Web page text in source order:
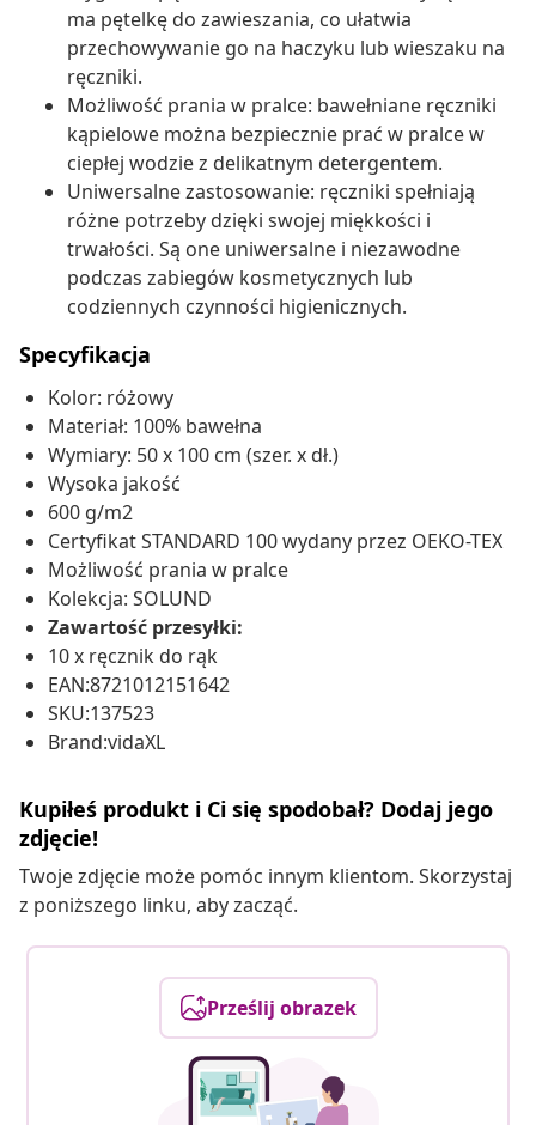
ma pętelkę do zawieszania, co ułatwia
przechowywanie go na haczyku lub wieszaku na
ręczniki.
Możliwość prania w pralce: bawełniane ręczniki
kąpielowe można bezpiecznie prać w pralce w
ciepłej wodzie z delikatnym detergentem.
Uniwersalne zastosowanie: ręczniki spełniają
różne potrzeby dzięki swojej miękkości i
trwałości. Są one uniwersalne i niezawodne
podczas zabiegów kosmetycznych lub
codziennych czynności higienicznych.
Specyfikacja
Kolor: różowy
Materiał: 100% bawełna
Wymiary: 50 x 100 cm (szer. x dł.)
Wysoka jakość
600 g/m2
Certyfikat STANDARD 100 wydany przez OEKO-TEX
Możliwość prania w pralce
Kolekcja: SOLUND
Zawartość przesyłki:
10 x ręcznik do rąk
EAN:8721012151642
SKU:137523
Brand:vidaXL
Kupiłeś produkt i Ci się spodobał? Dodaj jego
zdjęcie!
Twoje zdjęcie może pomóc innym klientom. Skorzystaj
z poniższego linku, aby zacząć.
Prześlij obrazek